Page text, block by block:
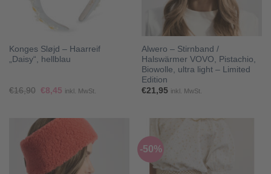
Konges Sløjd – Haarreif
„Daisy“, hellblau
€16,90 Ursprünglicher
€8,45Aktueller
inkl. MwSt.
Alwero – Stirnband /
Halswärmer VOVO, Pistachio,
Biowolle, ultra light – Limited
Edition
€21,95 inkl. MwSt.
-50%